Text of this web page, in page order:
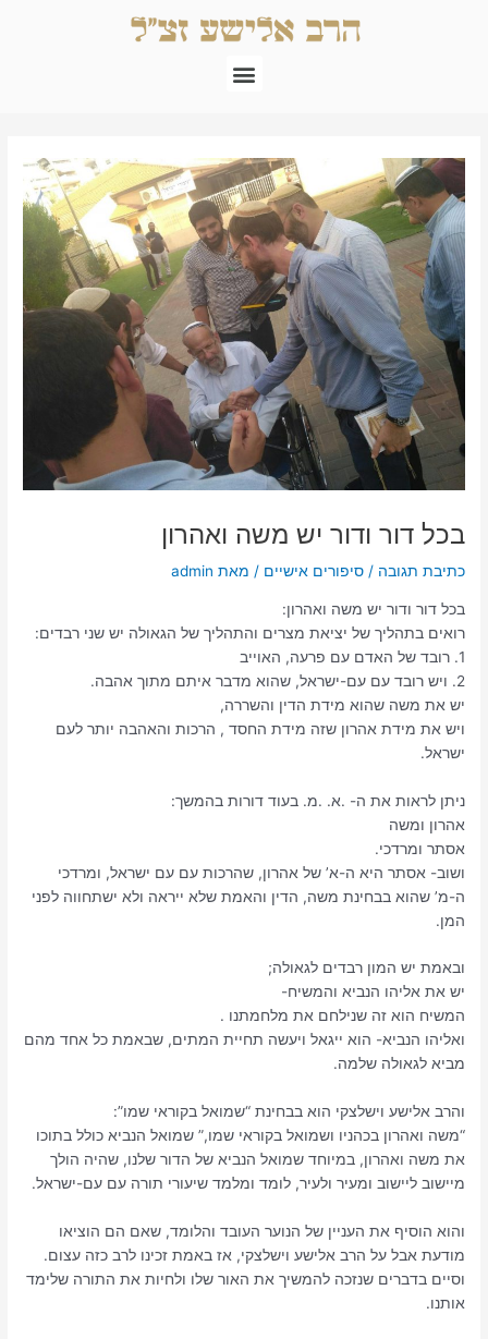
תפריט
בכל דור ודור יש משה ואהרון
כתיבת תגובה /סיפורים אישיים / מאת admin
בכל דור ודור יש משה ואהרון:
רואים בתהליך של יציאת מצרים והתהליך של הגאולה יש שני רבדים:
1. רובד של האדם עם פרעה, האוייב
2. ויש רובד עם עם-ישראל, שהוא מדבר איתם מתוך אהבה.
יש את משה שהוא מידת הדין והשררה,
ויש את מידת אהרון שזה מידת החסד , הרכות והאהבה יותר לעם
ישראל.
ניתן לראות את ה- .א. .מ. בעוד דורות בהמשך:
אהרון ומשה
אסתר ומרדכי.
ושוב- אסתר היא ה-א’ של אהרון, שהרכות עם עם ישראל, ומרדכי
ה-מ’ שהוא בבחינת משה, הדין והאמת שלא ייראה ולא ישתחווה לפני
המן.
ובאמת יש המון רבדים לגאולה;
יש את אליהו הנביא והמשיח-
המשיח הוא זה שנילחם את מלחמתנו .
ואליהו הנביא- הוא ייגאל ויעשה תחיית המתים, שבאמת כל אחד מהם
מביא לגאולה שלמה.
והרב אלישע וישלצקי הוא בבחינת “שמואל בקוראי שמו”:
“משה ואהרון בכהניו ושמואל בקוראי שמו,” שמואל הנביא כולל בתוכו
את משה ואהרון, במיוחד שמואל הנביא של הדור שלנו, שהיה הולך
מיישוב ליישוב ומעיר ולעיר, לומד ומלמד שיעורי תורה עם עם-ישראל.
והוא הוסיף את העניין של הנוער העובד והלומד, שאם הם הוציאו
מודעת אבל על הרב אלישע וישלצקי, אז באמת זכינו לרב כזה עצום.
וסיים בדברים שנזכה להמשיך את האור שלו ולחיות את התורה שלימד
אותנו.